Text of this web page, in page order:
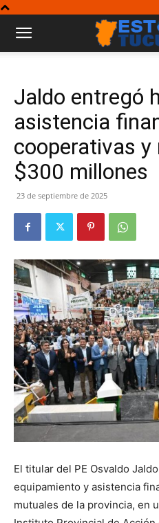
Jaldo entregó
asistencia
cooperativas
$300 millones
23 de septiembre de 2025
El titular del PE Osvaldo
equipamiento y asistencia
mutuales de la provincia, en